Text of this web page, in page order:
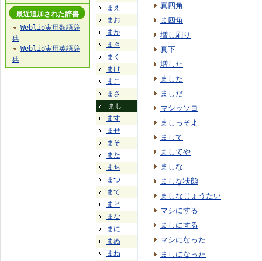
まえ
まお
まか
まき
まく
まけ
まこ
まさ
まし
ます
ませ
まそ
また
まち
まつ
まて
まと
まな
まに
まぬ
まね
真四角
ま四角
増し刷り
真下
増した
ました
ましだ
マシッソヨ
ましっそよ
まして
ましてや
ましな
ましな状態
ましなじょうたい
マシにする
ましにする
マシになった
ましになった
最近追加された辞書
▼
Weblio実用類語辞
典
▼
Weblio実用英語辞
典